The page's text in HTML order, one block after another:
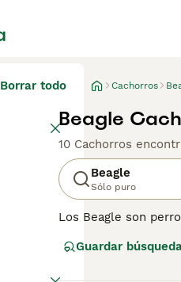
Borrar todo Cachorros
Beagle
10 Cachorros
Beagle
Sólo puro
Los Beagle son
por igual. Aunque
Guardar